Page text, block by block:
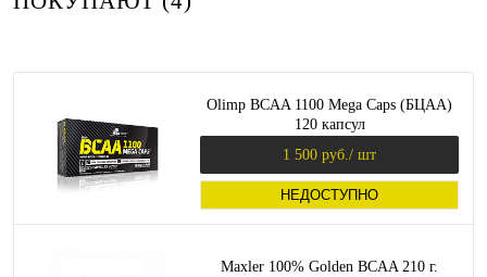
Olimp BCAA 1100 Mega Caps (БЦАА)
120 капсул
1 500 руб. / шт
НЕДОСТУПНО
Maxler 100% Golden BCAA 210 г.